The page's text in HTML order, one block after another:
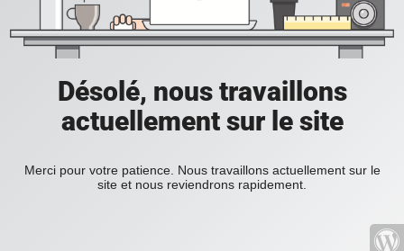
Désolé, nous travaillons
actuellement sur le site
Merci pour votre patience. Nous travaillons actuellement sur le
site et nous reviendrons rapidement.